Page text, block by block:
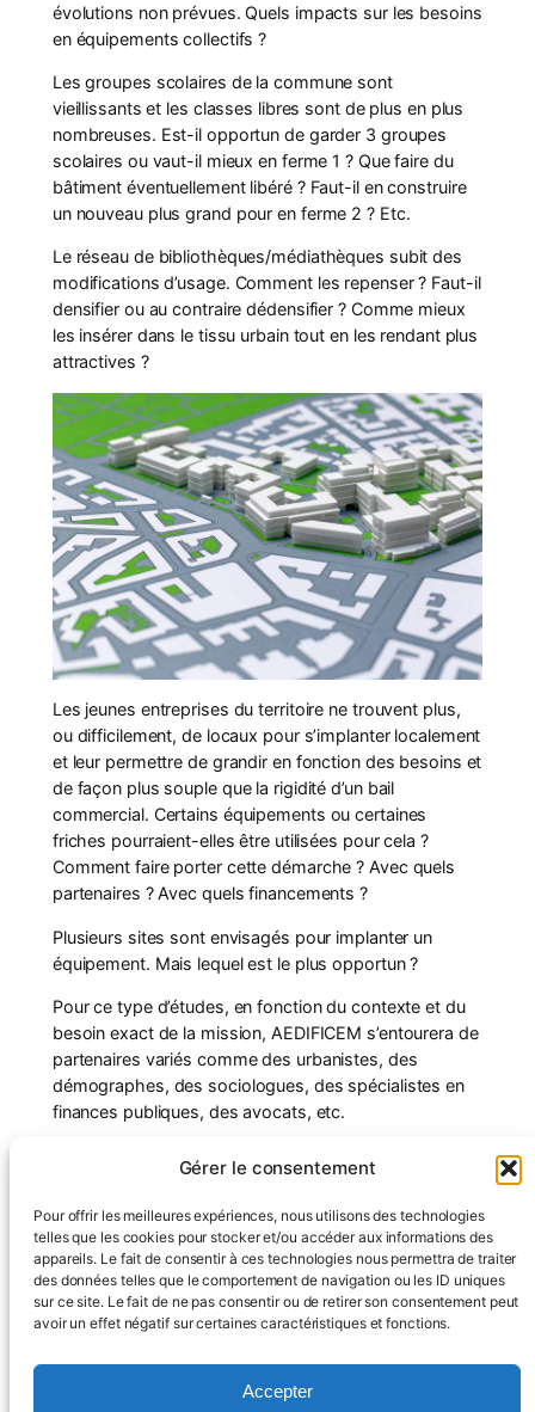
Gérer le consentement
Pour offrir les meilleures expériences, nous utilisons des technologies
telles que les cookies pour stocker et/ou accéder aux informations des
appareils. Le fait de consentir à ces technologies nous permettra de traiter
des données telles que le comportement de navigation ou les ID uniques
sur ce site. Le fait de ne pas consentir ou de retirer son consentement peut
avoir un effet négatif sur certaines caractéristiques et fonctions.
Accepter
évolutions non prévues. Quels impacts sur les besoins
en équipements collectifs ?
Les groupes scolaires de la commune sont
vieillissants et les classes libres sont de plus en plus
nombreuses. Est-il opportun de garder 3 groupes
scolaires ou vaut-il mieux en ferme 1 ? Que faire du
bâtiment éventuellement libéré ? Faut-il en construire
un nouveau plus grand pour en ferme 2 ? Etc.
Le réseau de bibliothèques/médiathèques subit des
modifications d’usage. Comment les repenser ? Faut-il
densifier ou au contraire dédensifier ? Comme mieux
les insérer dans le tissu urbain tout en les rendant plus
attractives ?
Les jeunes entreprises du territoire ne trouvent plus,
ou difficilement, de locaux pour s’implanter localement
et leur permettre de grandir en fonction des besoins et
de façon plus souple que la rigidité d’un bail
commercial. Certains équipements ou certaines
friches pourraient-elles être utilisées pour cela ?
Comment faire porter cette démarche ? Avec quels
partenaires ? Avec quels financements ?
Plusieurs sites sont envisagés pour implanter un
équipement. Mais lequel est le plus opportun ?
Pour ce type d’études, en fonction du contexte et du
besoin exact de la mission, AEDIFICEM s’entourera de
partenaires variés comme des urbanistes, des
démographes, des sociologues, des spécialistes en
finances publiques, des avocats, etc.
Contactez-nous !
Équipe Références
Politique de confidentialité